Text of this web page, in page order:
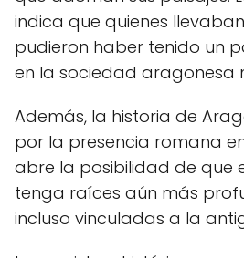
indica que quienes
pudieron haber tenido un
en la sociedad aragonesa
Además, la historia de
por la presencia romana
abre la posibilidad de que
tenga raíces aún más
incluso vinculadas a la